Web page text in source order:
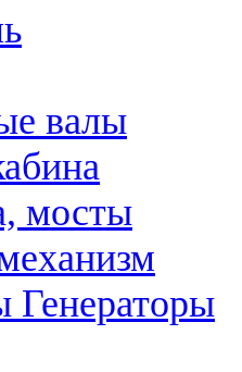
валы
мосты
Генераторы